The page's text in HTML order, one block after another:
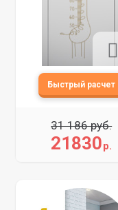
21830р.
31 186 руб.